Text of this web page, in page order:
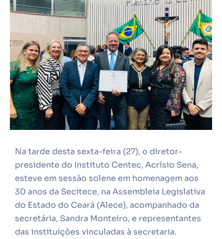
Na tarde desta sexta-feira (27), o diretor-
presidente do Instituto Centec, Acrísio Sena,
esteve em sessão solene em homenagem aos
30 anos da Secitece, na Assembleia Legislativa
do Estado do Ceará (Alece), acompanhado da
secretária, Sandra Monteiro, e representantes
das instituições vinculadas à secretaria.